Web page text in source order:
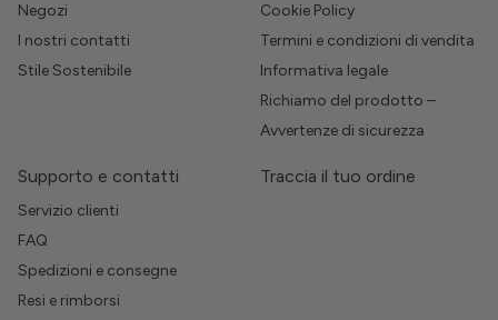
Negozi
I nostri contatti
Stile Sostenibile
Cookie Policy
Termini e condizioni di vendita
Informativa legale
Richiamo del prodotto –
Avvertenze di sicurezza
Supporto e contatti
Servizio clienti
FAQ
Spedizioni e consegne
Resi e rimborsi
Traccia il tuo ordine